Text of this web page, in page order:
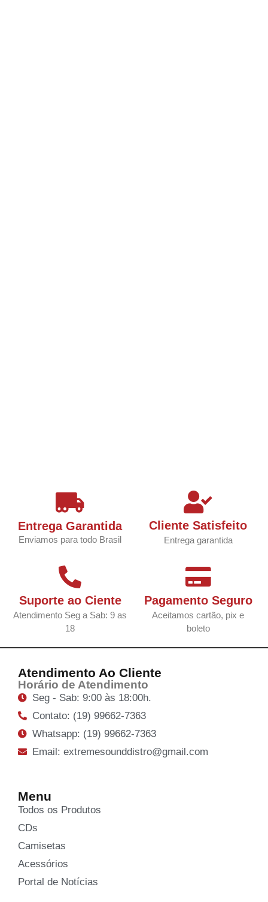
Entrega Garantida
Enviamos para todo Brasil
Cliente Satisfeito
Entrega garantida
Suporte ao Ciente
Atendimento Seg a Sab: 9 as
18
Pagamento Seguro
Aceitamos cartão, pix e
boleto
Atendimento Ao Cliente
Horário de Atendimento
Seg - Sab: 9:00 às 18:00h.
Contato: (19) 99662-7363
Whatsapp: (19) 99662-7363
Email: extremesounddistro@gmail.com
Menu
Todos os Produtos
CDs
Camisetas
Acessórios
Portal de Notícias